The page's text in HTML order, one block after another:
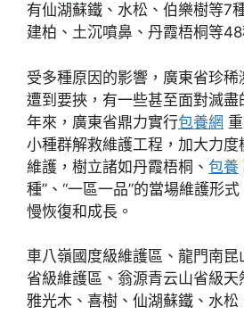
有仙湖蘇鐵、水松、伯樂樹等7
建柏、土沉噴鼻、丹霞梧桐等48
受多種原因的影響，廣東省珍
遭到要挾，有一些甚至面對滅盡
年來，廣東省鼎力實行包養網
小種群解救維護工程，加大力
維護，樹立諸如丹霞梧桐、 包養
種”、“一區一品”的當場維護形
慢恢復和成長。
車八嶺國度級維護區、龍門南
省級維護區、翁源青云山省級天
雅光木、喜樹、仙湖蘇鐵、水松